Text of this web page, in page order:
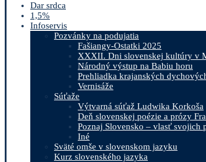
Dar srdca
1,5%
Infoservis
Pozvánky na podujatia
Fašiangy-Ostatki 2025
XXXII. Dni slovenskej kultúry v
Národný výstup na Babiu horu
Prehliadka krajanských
Vernisáže
Súťaže
Výtvarná súťaž Ludwika Korkoša
Deň slovenskej poézie a prózy
Poznaj Slovensko – vlasť svojich
Iné
Sväté omše v slovenskom jazyku
Kurz slovenského jazyka